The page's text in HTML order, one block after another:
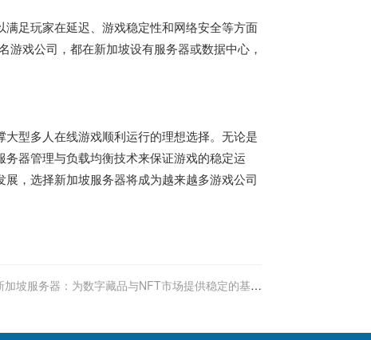
足玩家在延迟、游戏稳定性和网络安全等方面
戏公司，都在新加坡设有服务器或数据中心，
型多人在线游戏顺利运行的理想选择。无论是
器管理与负载均衡技术来保证游戏的稳定运
展，选择新加坡服务器将成为越来越多游戏公司
加坡服务器：为数字藏品与NFT市场提供稳定的基础